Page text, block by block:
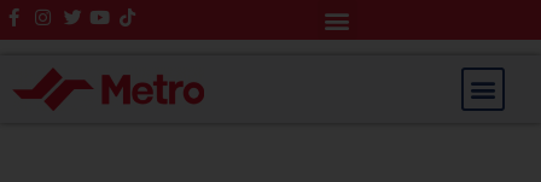
Saltar
al